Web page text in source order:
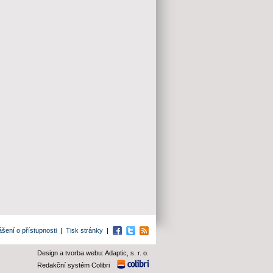
o přístupnosti | Tisk stránky | Facebook
TwitterRSS
Design a tvorba webu: Adaptic, s. r. o.
Redakční systém Colibri